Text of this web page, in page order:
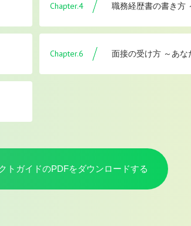
Chapter.4 職務経歴書の書き方
Chapter.6 面接の受け方 ～あ
トガイドのPDFをダウンロードする